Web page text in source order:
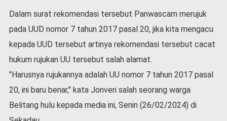
h
r
g
a
O
p
i
n
i
Dalam surat rekomendasi tersebut Panwascam merujuk
pada UUD nomor 7 tahun 2017 pasal 20, jika kita mengacu
kepada UUD tersebut artinya rekomendasi tersebut cacat
hukum rujukan UU tersebut salah alamat.
"Harusnya rujukannya adalah UU nomor 7 tahun 2017 pasal
20, ini baru benar," kata Jonveri salah seorang warga
Belitang hulu kepada media ini, Senin (26/02/2024) di